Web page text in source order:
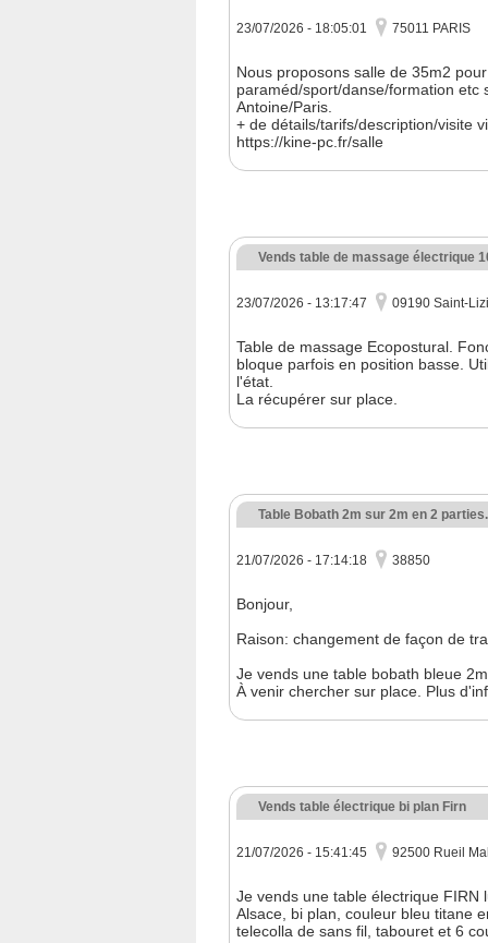
23/07/2026 - 18:05:01 75011 PARIS
Nous proposons salle de 35m2
paraméd/sport/danse/formation etc
Antoine/Paris.
+ de détails/tarifs/description/visite
https://kine-pc.fr/salle
Vends table de massage électrique
23/07/2026 - 13:17:47 09190 Saint-
Table de massage Ecopostural.
bloque parfois en position basse.
l'état.
La récupérer sur place.
Table Bobath 2m sur 2m en 2 parties.
21/07/2026 - 17:14:18 38850
Bonjour,
Raison: changement de façon de
Je vends une table bobath bleue
À venir chercher sur place. Plus
Vends table électrique bi plan Firn
21/07/2026 - 15:41:45 92500 Rueil
Je vends une table électrique
Alsace, bi plan, couleur bleu titane
telecolla de sans fil, tabouret et 6